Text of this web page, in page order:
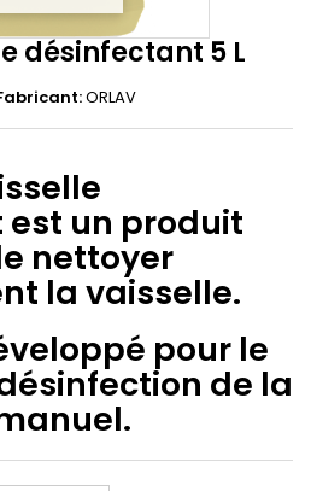
désinfectant 5 L
ORLAV
un produit
nettoyer
la vaisselle.
pour le
de la